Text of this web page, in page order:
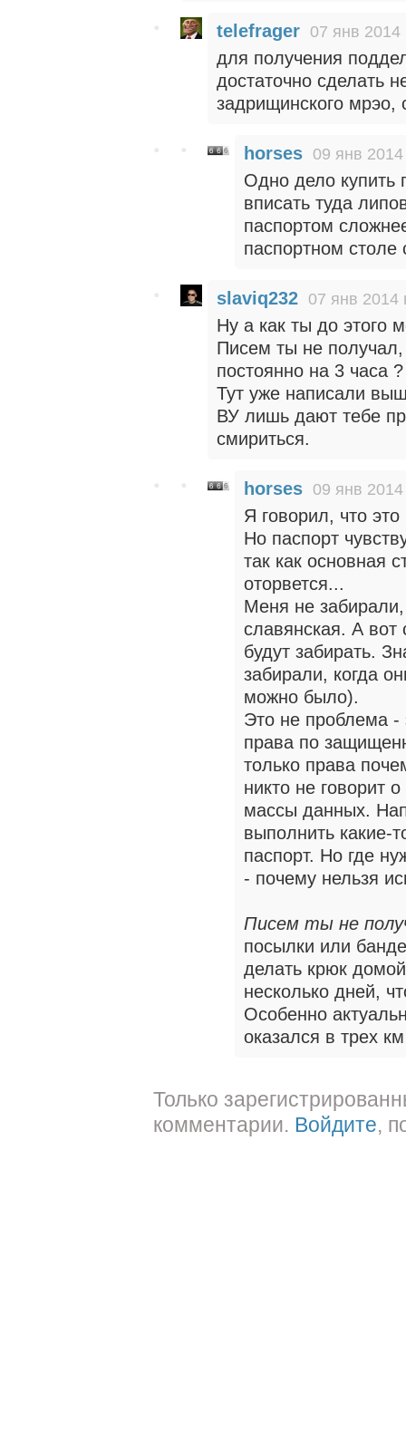
telefrager 07 янв 2014
для получения
достаточно сделать
задрищинского
horses 09 янв
Одно дело купить
вписать туда
паспортом
паспортном столе
slaviq232 07 янв 2014
Ну а как ты до этого
Писем ты не
постоянно на 3 часа ?
Тут уже написали
ВУ лишь дают тебе
смириться.
horses 09 янв
Я говорил, что
Но паспорт
так как основная
оторвется...
Меня не
славянская. А вот
будут забирать.
забирали, когда
можно было).
Это не проблема -
права по
только права
никто не говорит
массы данных.
выполнить какие-
паспорт. Но где
- почему нельзя
Писем ты не
посылки или
делать крюк
несколько дней,
Особенно
оказался в трех
Только
комментарии. Войдите,